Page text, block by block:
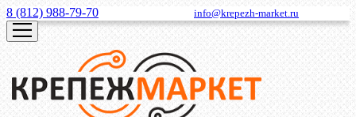
8 (812) 988-79-70 info@krepezh-market.ru